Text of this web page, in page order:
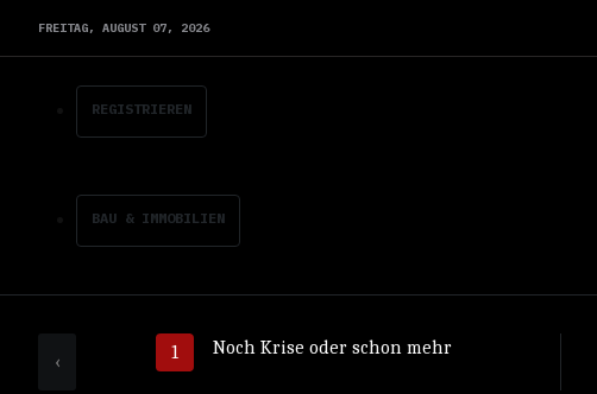
FREITAG, AUGUST 07, 2026
REGISTRIEREN
BAU & IMMOBILIEN
Noch Krise oder schon mehr
‹